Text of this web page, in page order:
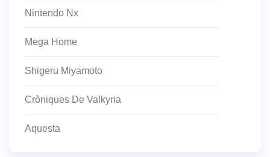
Nintendo Nx
Mega Home
Shigeru Miyamoto
Cròniques De Valkyria
Aquesta